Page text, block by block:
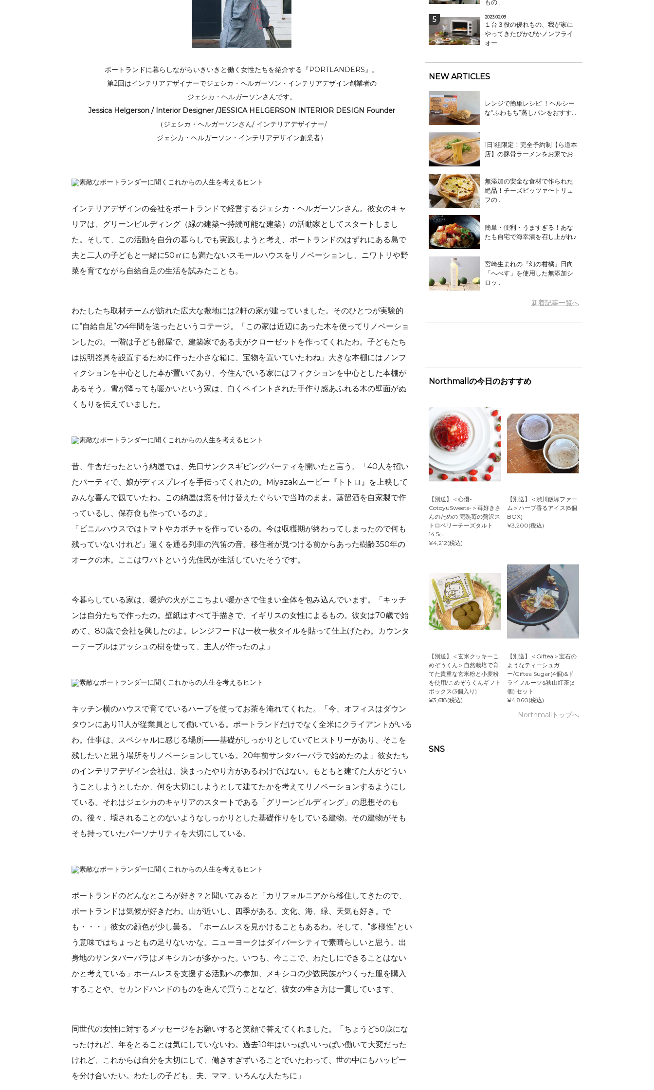
ポートランドに暮らしながらいきいきと働く女性たちを紹介する『PORTLANDERS』。
第2回はインテリアデザイナーでジェシカ・ヘルガーソン・インテリアデザイン創業者の
ジェシカ・ヘルガーソンさんです。
Jessica Helgerson / Interior Designer /JESSICA HELGERSON INTERIOR DESIGN Founder
（ジェシカ・ヘルガーソンさん/ インテリアデザイナー/
ジェシカ・ヘルガーソン・インテリアデザイン創業者）
インテリアデザインの会社をポートランドで経営するジェシカ・ヘルガーソンさん。彼女のキャ
リアは、グリーンビルディング（緑の建築〜持続可能な建築）の活動家としてスタートしまし
た。そして、この活動を自分の暮らしでも実践しようと考え、ポートランドのはずれにある島で
夫と二人の子どもと一緒に50㎡にも満たないスモールハウスをリノベーションし、ニワトリや野
菜を育てながら自給自足の生活を試みたことも。
わたしたち取材チームが訪れた広大な敷地には2軒の家が建っていました。そのひとつが実験的
に“自給自足”の4年間を送ったというコテージ。「この家は近辺にあった木を使ってリノベーショ
ンしたの。一階は子ども部屋で、建築家である夫がクローゼットを作ってくれたわ。子どもたち
は照明器具を設置するために作った小さな箱に、宝物を置いていたわね」大きな本棚にはノンフ
ィクションを中心とした本が置いてあり、今住んでいる家にはフィクションを中心とした本棚が
あるそう。雪が降っても暖かいという家は、白くペイントされた手作り感あふれる木の壁面がぬ
くもりを伝えていました。
昔、牛舎だったという納屋では、先日サンクスギビングパーティを開いたと言う。「40人を招い
たパーティで、娘がディスプレイを手伝ってくれたの。Miyazakiムービー『トトロ』を上映して
みんな喜んで観ていたわ。この納屋は窓を付け替えたぐらいで当時のまま。蒸留酒を自家製で作
っているし、保存食も作っているのよ」
「ビニルハウスではトマトやカボチャを作っているの。今は収穫期が終わってしまったので何も
残っていないけれど」遠くを通る列車の汽笛の音。移住者が見つける前からあった樹齢350年の
オークの木。ここはワパトという先住民が生活していたそうです。
今暮らしている家は、暖炉の火がここちよい暖かさで住まい全体を包み込んでいます。「キッチ
ンは自分たちで作ったの。壁紙はすべて手描きで、イギリスの女性によるもの。彼女は70歳で始
めて、80歳で会社を興したのよ。レンジフードは一枚一枚タイルを貼って仕上げたわ。カウンタ
ーテーブルはアッシュの樹を使って、主人が作ったのよ」
キッチン横のハウスで育てているハーブを使ってお茶を淹れてくれた。「今、オフィスはダウン
タウンにあり11人が従業員として働いている。ポートランドだけでなく全米にクライアントがいる
わ。仕事は、スペシャルに感じる場所――基礎がしっかりとしていてヒストリーがあり、そこを
残したいと思う場所をリノベーションしている。20年前サンタバーバラで始めたのよ」彼女たち
のインテリアデザイン会社は、決まったやり方があるわけではない。もともと建てた人がどうい
うことしようとしたか、何を大切にしようとして建てたかを考えてリノベーションするようにし
ている。それはジェシカのキャリアのスタートである「グリーンビルディング」の思想そのも
の。後々、壊されることのないようなしっかりとした基礎作りをしている建物。その建物がそも
そも持っていたパーソナリティを大切にしている。
ポートランドのどんなところが好き？と聞いてみると「カリフォルニアから移住してきたので、
ポートランドは気候が好きだわ。山が近いし、四季がある。文化、海、緑、天気も好き。で
も・・・」彼女の顔色が少し曇る。「ホームレスを見かけることもあるわ。そして、“多様性”とい
う意味ではちょっともの足りないかな。ニューヨークはダイバーシティで素晴らしいと思う。出
身地のサンタバーバラはメキシカンが多かった。いつも、今ここで、わたしにできることはない
かと考えている」ホームレスを支援する活動への参加、メキシコの少数民族がつくった服を購入
することや、セカンドハンドのものを進んで買うことなど、彼女の生き方は一貫しています。
同世代の女性に対するメッセージをお願いすると笑顔で答えてくれました。「ちょうど50歳にな
ったけれど、年をとることは気にしていないわ。過去10年はいっぱいいっぱい働いて大変だった
けれど、これからは自分を大切にして、働きすぎずいることでいたわって、世の中にもハッピー
を分け合いたい。わたしの子ども、夫、ママ、いろんな人たちに」
もの...
2023.02.09
１台３役の優れもの、我が家に
やってきたぴかぴかノンフライ
オー...
NEW ARTICLES
レンジで簡単レシピ ！ヘルシー
な“ふわもち”蒸しパンをおすす...
1日1組限定！完全予約制【ら道本
店】の豚骨ラーメンをお家でお...
無添加の安全な食材で作られた
絶品！チーズピッツァ〜トリュ
フの...
簡単・便利・うますぎる！あな
たも自宅で海幸漬を召し上がれ♪
宮崎生まれの『幻の柑橘』日向
「へべす」を使用した無添加シ
ロッ...
新着記事一覧へ
Northmallの今日のおすすめ
【別送】＜心優-
CotoyuSweets-＞苺好きさ
んのための 完熟苺の贅沢ス
トロベリーチーズタルト
14.5㎝
¥4,212(税込)
【別送】＜渋川飯塚ファー
ム＞ハーブ香るアイス(8個
BOX)
¥3,200(税込)
【別送】＜玄米クッキーこ
めぞうくん＞自然栽培で育
てた貴重な玄米粉と小麦粉
を使用/こめぞうくんギフト
ボックス(3個入り)
¥3,618(税込)
【別送】＜Giftea＞宝石の
ようなティーシュガ
ー/Giftea Sugar(4個)&ド
ライフルーツ&狭山紅茶(3
個) セット
¥4,860(税込)
Northmallトップへ
SNS